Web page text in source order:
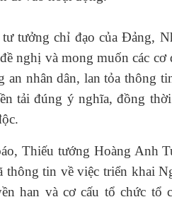
tưởng chỉ đạo của Đảng,
nghị và mong muốn các
an nhân dân, lan tỏa thông
tải đúng ý nghĩa, đồng
Thiếu tướng Hoàng Anh
thông tin về việc triển khai
hạn và cơ cấu tổ chức tổ